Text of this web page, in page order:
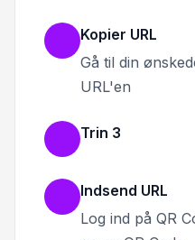
Kopier URL
Gå til din
URL'en
Trin 3
Indsend URL
Log ind på QR